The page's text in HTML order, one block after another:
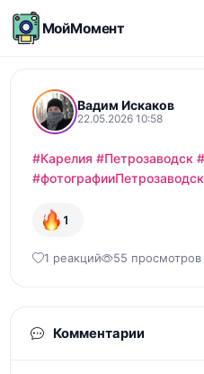
МойМомент
Вадим Искаков
22.05.2026 10:58
#Карелия #Петрозаводск
1
1 реакций 55 просмотров
Комментарии